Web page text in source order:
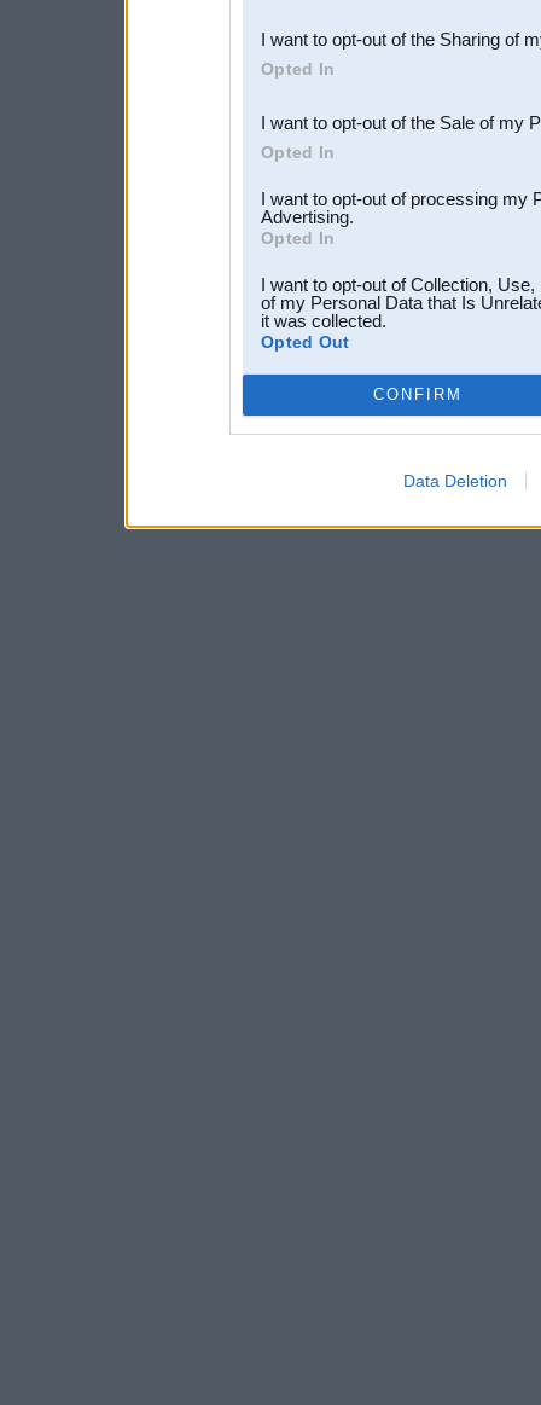
Downstream Participants
third parties.
I want to opt-out of the Sharing of
Opted In
I want to opt-out of the Sale of my
Opted In
I want to opt-out of processing my
Advertising.
Opted In
I want to opt-out of Collection,
of my Personal Data that Is
it was collected.
Opted Out
CONFIRM
Data Deletion